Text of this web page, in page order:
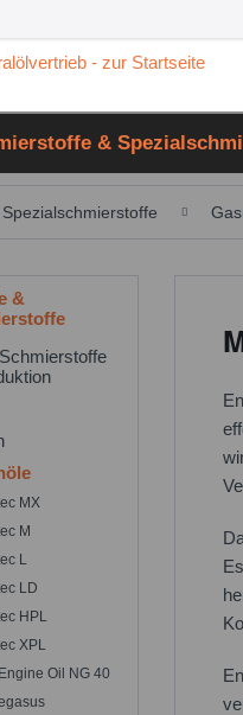
&
&
MX
M
L
LD
HPL
XPL
Oil NG 40